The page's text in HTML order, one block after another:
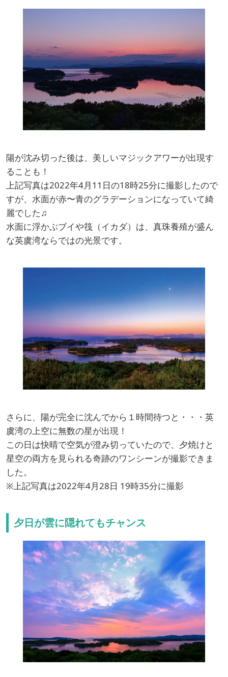
陽が沈み切った後は、美しいマジックアワーが出現す
ることも！
上記写真は2022年4月11日の18時25分に撮影したので
すが、水面が赤〜青のグラデーションになっていて綺
麗でした♫
水面に浮かぶブイや筏（イカダ）は、真珠養殖が盛ん
な英虞湾ならではの光景です。
さらに、陽が完全に沈んでから１時間待つと・・・英
虞湾の上空に無数の星が出現！
この日は快晴で空気が澄み切っていたので、夕焼けと
星空の両方を見られる奇跡のワンシーンが撮影できま
した。
※上記写真は2022年4月28日 19時35分に撮影
夕日が雲に隠れてもチャンス